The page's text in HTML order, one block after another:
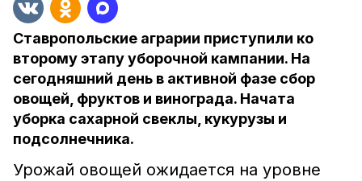
Ставропольские аграрии приступили ко
второму этапу уборочной кампании. На
сегодняшний день в активной фазе сбор
овощей, фруктов и винограда. Начата
уборка сахарной свеклы, кукурузы и
подсолнечника.
Урожай овощей ожидается на уровне